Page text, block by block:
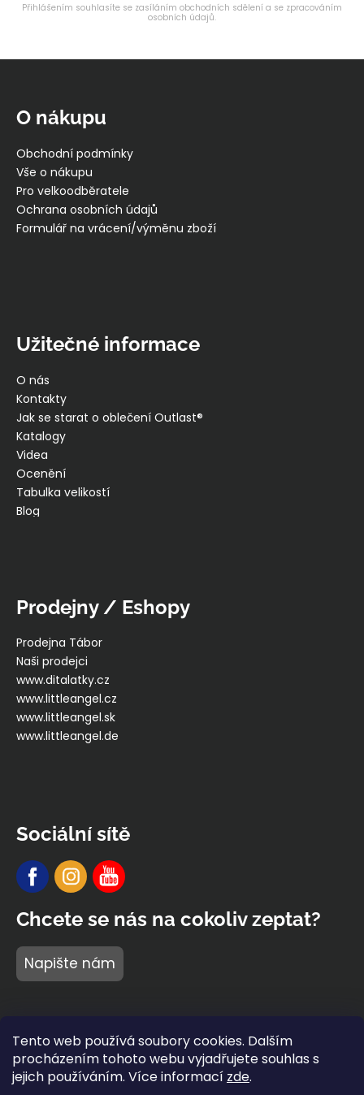
Tento web používá soubory cookies. Dalším
procházením tohoto webu vyjadřujete souhlas s
jejich používáním. Více informací zde.
Přihlášením souhlasíte se zasíláním obchodních sdělení a se zpracováním
osobních údajů.
O nákupu
Obchodní podmínky
Vše o nákupu
Pro velkoodběratele
Ochrana osobních údajů
Formulář na vrácení/výměnu zboží
Užitečné informace
O nás
Kontakty
Jak se starat o oblečení Outlast®
Katalogy
Videa
Ocenění
Tabulka velikostí
Blog
Prodejny / Eshopy
Prodejna Tábor
Naši prodejci
www.ditalatky.cz
www.littleangel.cz
www.littleangel.sk
www.littleangel.de
Sociální sítě
Chcete se nás na cokoliv zeptat?
Napište nám